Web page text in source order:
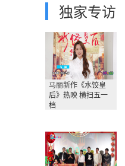
独家专访
马丽新作《水饺皇
后》热映 横扫五一
档